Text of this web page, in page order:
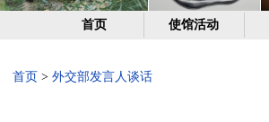
首页 使馆活动
首页 > 外交部发言人谈话